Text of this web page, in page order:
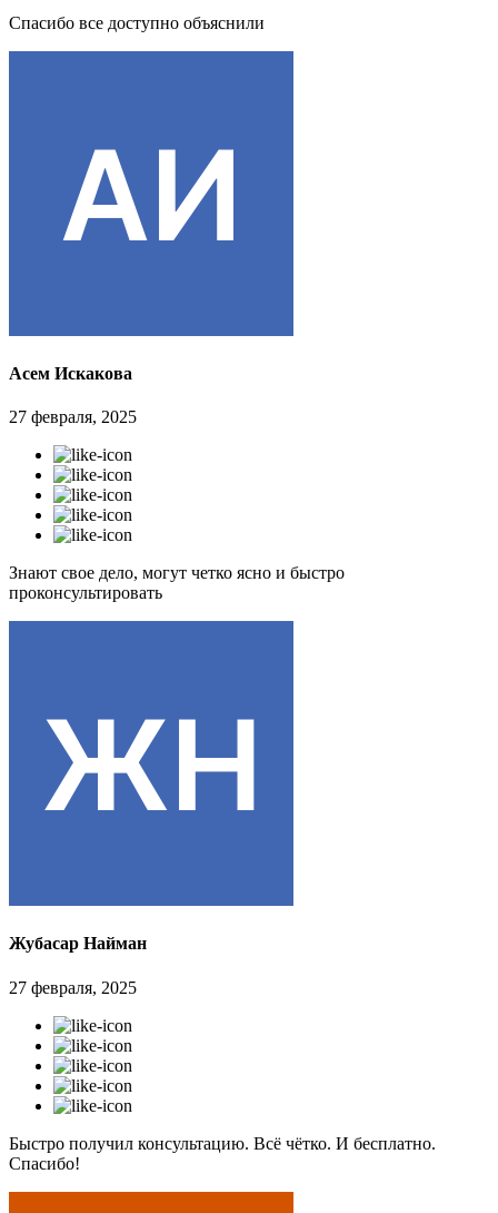
Спасибо все доступно объяснили
Асем Искакова
27 февраля, 2025
Знают свое дело, могут четко ясно и быстро
проконсультировать
Жубасар Найман
27 февраля, 2025
Быстро получил консультацию. Всё чётко. И бесплатно.
Спасибо!